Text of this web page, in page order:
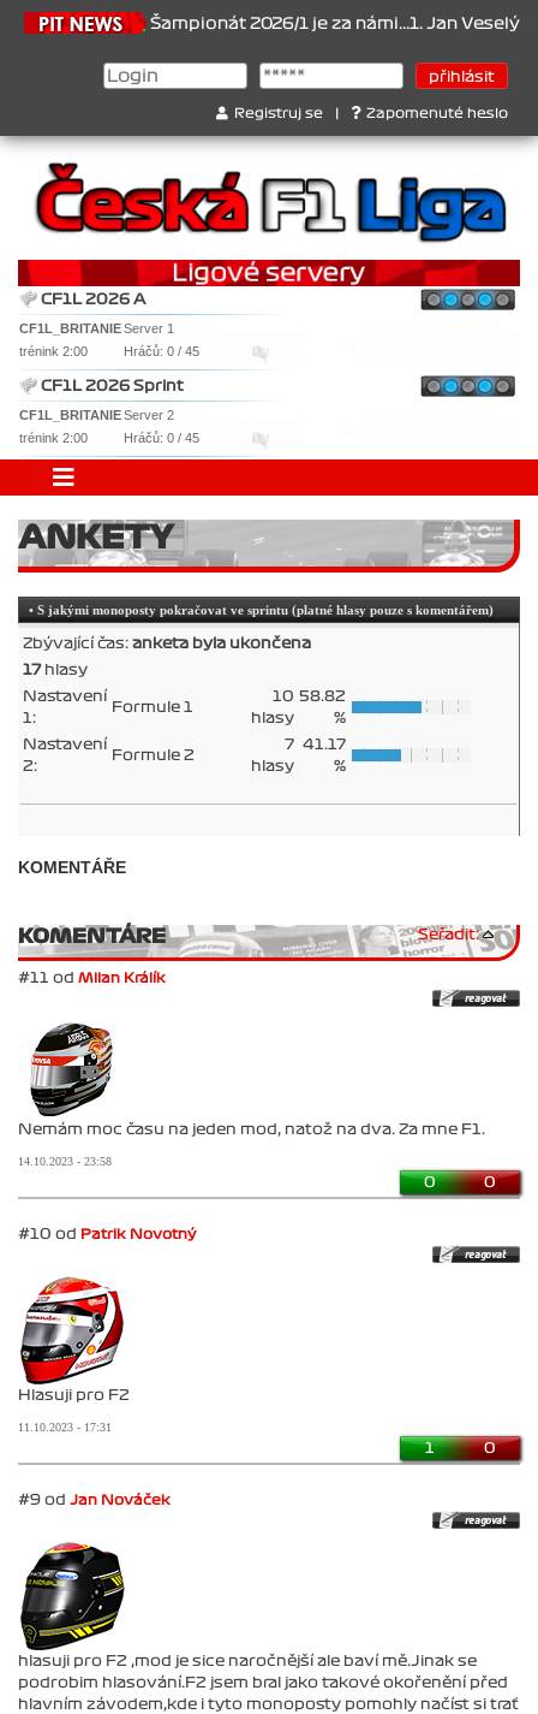
21.6.2026 Šampionát 2026/1 je za námi...1. Jan Veselý , 2.
Registruj se Zapomenuté heslo
CF1L 2026 A
CF1L_BRITANIEServer 1
trénink 2:00
Hráčů: 0 / 45
CF1L 2026 Sprint
CF1L_BRITANIEServer 2
trénink 2:00
Hráčů: 0 / 45
ANKETY
• S jakými monoposty pokračovat ve sprintu (platné hlasy pouze s komentářem)
Zbývající čas: anketa byla ukončena
17hlasy
Nastavení
1:
Formule 1
10
hlasy
58.82
%
Nastavení
2:
Formule 2
7
hlasy
41.17
%
KOMENTÁŘE
KOMENTÁRE Seřadit:
#11 od Milan Králík
Nemám moc času na jeden mod, natož na dva. Za mne F1.
14.10.2023 - 23:58
0 0
#10 od Patrik Novotný
Hlasuji pro F2
11.10.2023 - 17:31
1 0
#9 od Jan Nováček
hlasuji pro F2 ,mod je sice naročnější ale baví mě.Jinak se
podrobim hlasování.F2 jsem bral jako takové okořenění před
hlavním závodem,kde i tyto monoposty pomohly načíst si trať